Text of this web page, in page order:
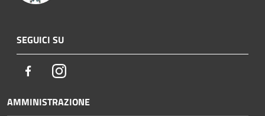
SEGUICI SU
FacebookInstagram
AMMINISTRAZIONE